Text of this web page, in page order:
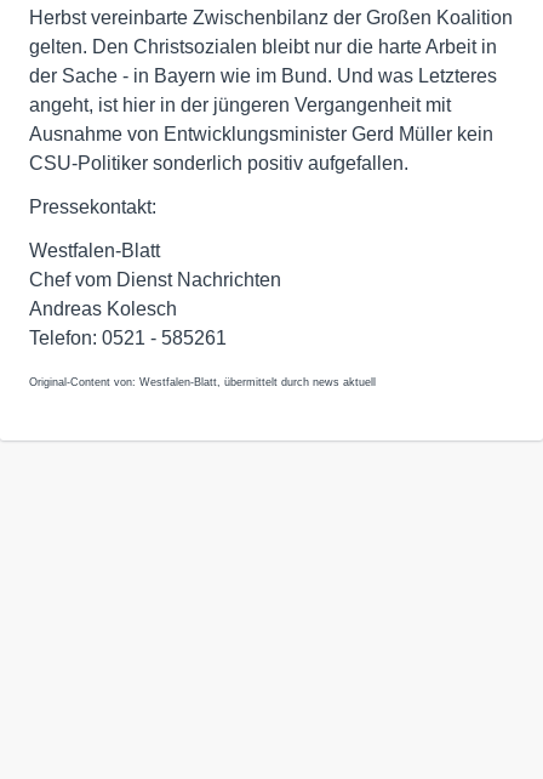
Herbst vereinbarte Zwischenbilanz der Großen Koalition
gelten. Den Christsozialen bleibt nur die harte Arbeit in
der Sache - in Bayern wie im Bund. Und was Letzteres
angeht, ist hier in der jüngeren Vergangenheit mit
Ausnahme von Entwicklungsminister Gerd Müller kein
CSU-Politiker sonderlich positiv aufgefallen.
Pressekontakt:
Westfalen-Blatt
Chef vom Dienst Nachrichten
Andreas Kolesch
Telefon: 0521 - 585261
Original-Content von: Westfalen-Blatt, übermittelt durch news aktuell